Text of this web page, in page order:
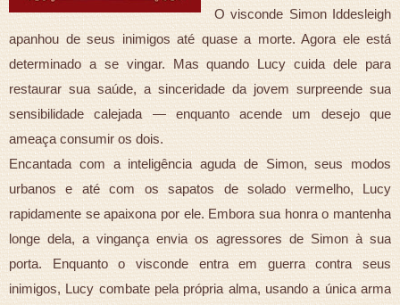
O visconde Simon Iddesleigh
apanhou de seus inimigos até quase a morte. Agora ele está
determinado a se vingar. Mas quando Lucy cuida dele para
restaurar sua saúde, a sinceridade da jovem surpreende sua
sensibilidade calejada — enquanto acende um desejo que
ameaça consumir os dois.
Encantada com a inteligência aguda de Simon, seus modos
urbanos e até com os sapatos de solado vermelho, Lucy
rapidamente se apaixona por ele. Embora sua honra o mantenha
longe dela, a vingança envia os agressores de Simon à sua
porta. Enquanto o visconde entra em guerra contra seus
inimigos, Lucy combate pela própria alma, usando a única arma